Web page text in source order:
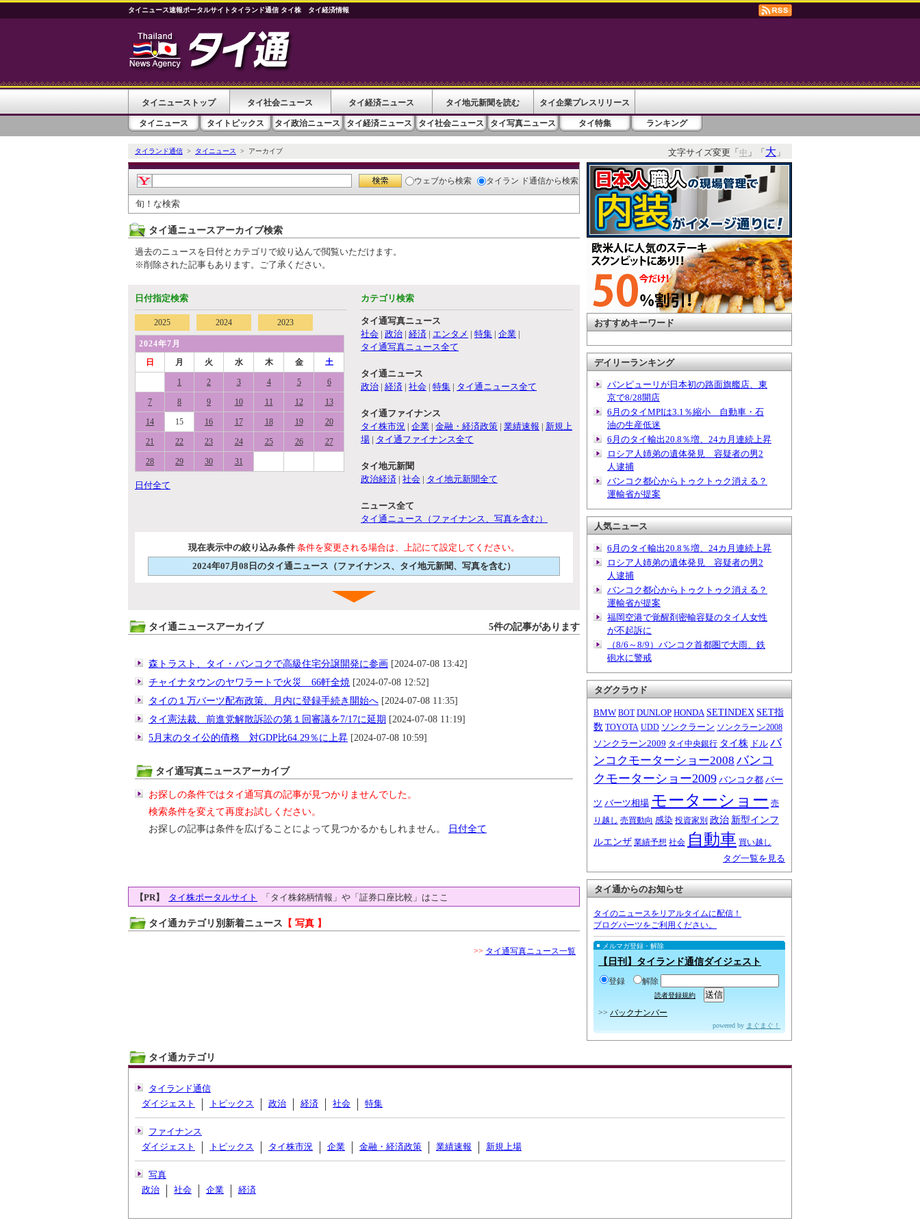
タイニュース速報ポータルサイトタイランド通信 タイ株 タイ経済情報
タイニューストップ タイ社会ニュース タイ経済ニュース タイ地元新聞を読む タイ企業プレスリリース
タイニュース タイトピックス タイ政治ニュース タイ経済ニュース タイ社会ニュース タイ写真ニュース タイ特集 ランキング
タイランド通信 > タイニュース > アーカイブ 文字サイズ変更「中 」「大 」
ウェブから検索 タイラン ド通信から検索
旬！な検索
タイ通ニュースアーカイブ検索
過去のニュースを日付とカテゴリで絞り込んで閲覧いただけます。
※削除された記事もあります。ご了承ください。
日付指定検索
2025 2024 2023
2024年7月
日
月 火 水 木 金 土
1 2 3 4 5 6
7 8 9 10 11 12 13
14 15 16 17 18 19 20
21 22 23 24 25 26 27
28 29 30 31
日付全て
カテゴリ検索
タイ通写真ニュース
社会 | 政治 | 経済 | エンタメ | 特集 | 企業 |
タイ通写真ニュース全て
タイ通ニュース
政治 | 経済 | 社会 | 特集 | タイ通ニュース全て
タイ通ファイナンス
タイ株市況 | 企業 | 金融・経済政策 | 業績速報 | 新規上
場 | タイ通ファイナンス全て
タイ地元新聞
政治経済 | 社会 | タイ地元新聞全て
ニュース全て
タイ通ニュース（ファイナンス、写真を含む）
現在表示中の絞り込み条件 条件を変更される場合は、上記にて設定してください。
2024年07月08日のタイ通ニュース（ファイナンス、タイ地元新聞、写真を含む）
タイ通ニュースアーカイブ 5件の記事があります
森トラスト、タイ・バンコクで高級住宅分譲開発に参画 [2024-07-08 13:42]
チャイナタウンのヤワラートで火災 66軒全焼 [2024-07-08 12:52]
タイの１万バーツ配布政策、月内に登録手続き開始へ [2024-07-08 11:35]
タイ憲法裁、前進党解散訴訟の第１回審議を7/17に延期 [2024-07-08 11:19]
5月末のタイ公的債務 対GDP比64.29％に上昇 [2024-07-08 10:59]
タイ通写真ニュースアーカイブ
お探しの条件ではタイ通写真の記事が見つかりませんでした。
検索条件を変えて再度お試しください。
お探しの記事は条件を広げることによって見つかるかもしれません。
日付全て
【PR】 タイ株ポータルサイト 「タイ株銘柄情報」や「証券口座比較」はここ
タイ通カテゴリ別新着ニュース 【 写真 】
>> タイ通写真ニュース一覧
おすすめキーワード
デイリーランキング
パンピューリが日本初の路面旗艦店、東
京で8/28開店
6月のタイMPIは3.1％縮小 自動車・石
油の生産低迷
6月のタイ輸出20.8％増、24カ月連続上昇
ロシア人姉弟の遺体発見 容疑者の男2
人逮捕
バンコク都心からトゥクトゥク消える？
運輸省が提案
人気ニュース
6月のタイ輸出20.8％増、24カ月連続上昇
ロシア人姉弟の遺体発見 容疑者の男2
人逮捕
バンコク都心からトゥクトゥク消える？
運輸省が提案
福岡空港で覚醒剤密輸容疑のタイ人女性
が不起訴に
（8/6～8/9）バンコク首都圏で大雨、鉄
砲水に警戒
タグクラウド
BMW BOT DUNLOP HONDA SETINDEX SET指
数 TOYOTA UDD ソンクラーン ソンクラーン2008
ソンクラーン2009 タイ中央銀行 タイ株 ドル バ
ンコクモーターショー2008 バンコ
クモーターショー2009 バンコク都 バー
ツ バーツ相場 モーターショー 売
り越し 売買動向 感染 投資家別 政治 新型インフ
ルエンザ 業績予想 社会 自動車 買い越し
タグ一覧を見る
タイ通からのお知らせ
タイのニュースをリアルタイムに配信！
ブログパーツをご利用ください。
メルマガ登録・解除
【日刊】タイランド通信ダイジェスト
登録 解除
読者登録規約
>> バックナンバー
powered by まぐまぐ！
タイ通カテゴリ
タイランド通信
ダイジェスト
トピックス 政治 経済 社会 特集
ファイナンス
ダイジェスト
トピックス タイ株市況 企業 金融・経済政策 業績速報 新規上場
写真
政治
社会 企業 経済